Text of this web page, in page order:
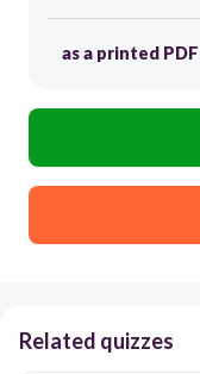
as a printed PDF
Related quizzes